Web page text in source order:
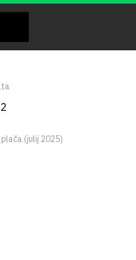
(julij 2025)